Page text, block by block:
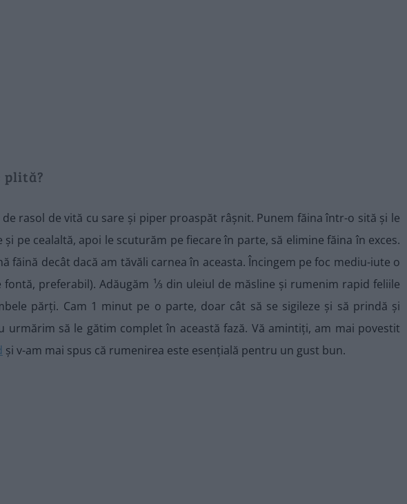
plită?
rasol de vită cu sare și piper proaspăt râșnit. Punem făina într-o sită și le
pe cealaltă, apoi le scuturăm pe fiecare în parte, să elimine făina în exces.
făină decât dacă am tăvăli carnea în aceasta. Încingem pe foc mediu-iute o
preferabil). Adăugăm ¹⁄3 din uleiul de măsline și rumenim rapid feliile
părți. Cam 1 minut pe o parte, doar cât să se sigileze și să prindă și
urmărim să le gătim complet în această fază. Vă amintiți, am mai povestit
și v-am mai spus că rumenirea este esențială pentru un gust bun.